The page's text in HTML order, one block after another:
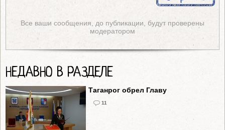
Все ваши сообщения, до публикации, будут проверены
модератором
НЕДАВНО В РАЗДЕЛЕ
Таганрог обрел Главу
11